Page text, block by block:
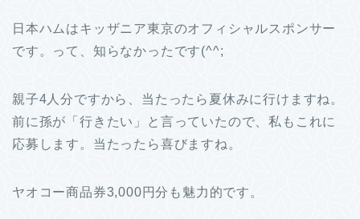
日本ハムはキッザニア東京のオフィシャルスポンサー
です。って、知らなかったです(^^;
親子4人分ですから、当たったら夏休みに行けますね。
前に孫が「行きたい」と言っていたので、私もこれに
応募します。当たったら喜びますね。
ヤオコー商品券3,000円分も魅力的です。